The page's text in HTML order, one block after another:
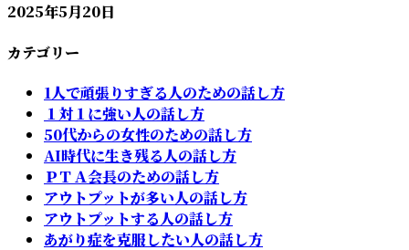
2025年5月20日
カテゴリー
1人で頑張りすぎる人のための話し方
１対１に強い人の話し方
50代からの女性のための話し方
AI時代に生き残る人の話し方
ＰＴＡ会長のための話し方
アウトプットが多い人の話し方
アウトプットする人の話し方
あがり症を克服したい人の話し方